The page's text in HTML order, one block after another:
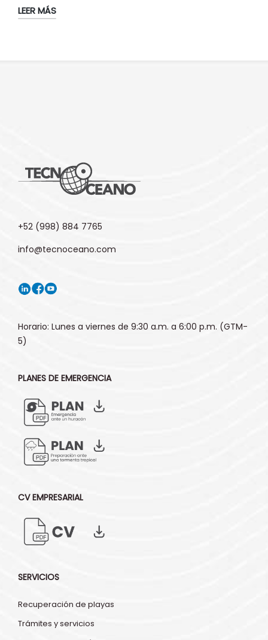
LEER MÁS
+52 (998) 884 7765
info@tecnoceano.com
Horario: Lunes a viernes de 9:30 a.m. a 6:00 p.m. (GTM-
5)
PLANES DE EMERGENCIA
CV EMPRESARIAL
SERVICIOS
Recuperación de playas
Trámites y servicios